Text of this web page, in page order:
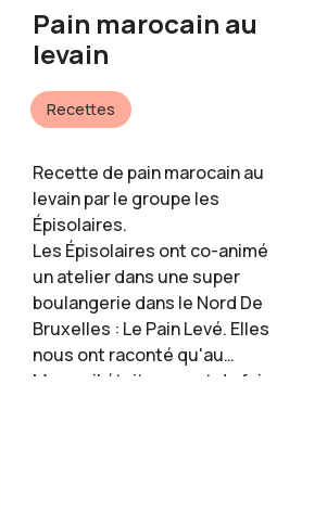
Pain marocain au
levain
Recettes
Recette de pain marocain au
levain par le groupe les
Épisolaires.
Les Épisolaires ont co-animé
un atelier dans une super
boulangerie dans le Nord De
Bruxelles : Le Pain Levé. Elles
nous ont raconté qu'au
Maroc, il était courant de faire